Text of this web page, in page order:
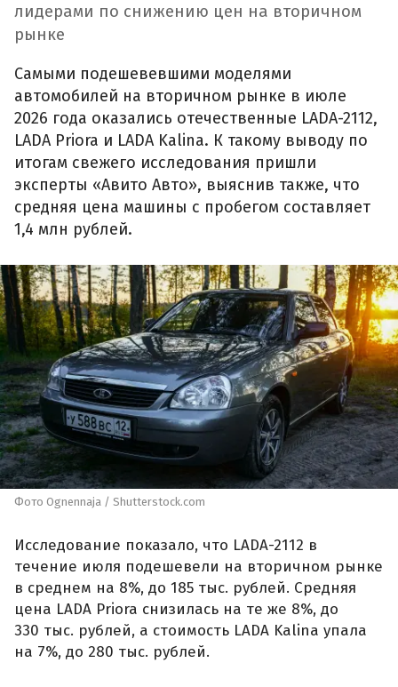
лидерами по снижению цен на вторичном
рынке
Самыми подешевевшими моделями
автомобилей на вторичном рынке в июле
2026 года оказались отечественные LADA-2112,
LADA Priora и LADA Kalina. К такому выводу по
итогам свежего исследования пришли
эксперты «Авито Авто», выяснив также, что
средняя цена машины с пробегом составляет
1,4 млн рублей.
Фото Ognennaja / Shutterstock.com
Исследование показало, что LADA-2112 в
течение июля подешевели на вторичном рынке
в среднем на 8%, до 185 тыс. рублей. Средняя
цена LADA Priora снизилась на те же 8%, до
330 тыс. рублей, а стоимость LADA Kalina упала
на 7%, до 280 тыс. рублей.